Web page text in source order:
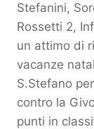
Stefanini,
Rossetti 2,
un attimo di
vacanze
S.Stefano
contro la
punti in